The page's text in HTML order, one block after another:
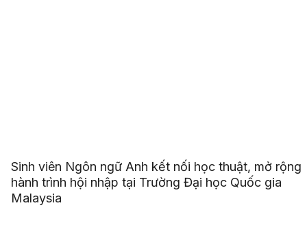
Sinh viên Ngôn ngữ Anh kết nối học thuật, mở rộng
hành trình hội nhập tại Trường Đại học Quốc gia
Malaysia